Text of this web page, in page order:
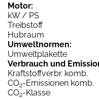
Motor:
kW / PS
Treibstoff
Hubraum
Umweltnormen:
Umweltplakette
Verbrauch und
Kraftstoffverbr. komb.
CO2-Emissionen komb.
CO2-Klasse